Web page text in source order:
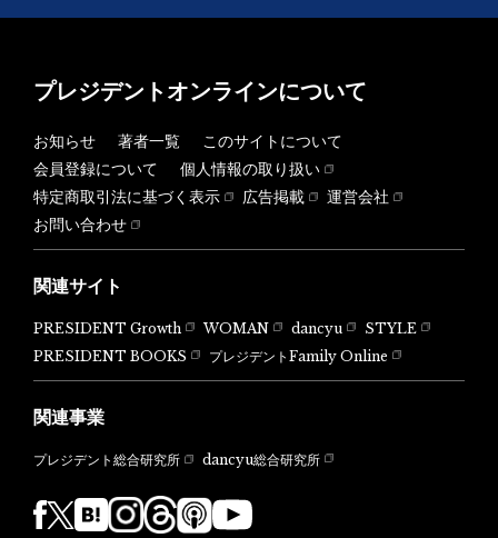
プレジデントオンラインについて
お知らせ 著者一覧
このサイトについて
会員登録について
個人情報の取り扱い
特定商取引法に基づく表示
広告掲載
運営会社
お問い合わせ
関連サイト
PRESIDENT Growth WOMAN dancyu
STYLE
PRESIDENT BOOKS
プレジデントFamily Online
関連事業
プレジデント総合研究所 dancyu総合研究所